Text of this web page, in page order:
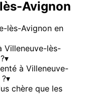
Avignon
lès-Avignon en
Villeneuve-lès-
▾
à Villeneuve-
▾
chère que les